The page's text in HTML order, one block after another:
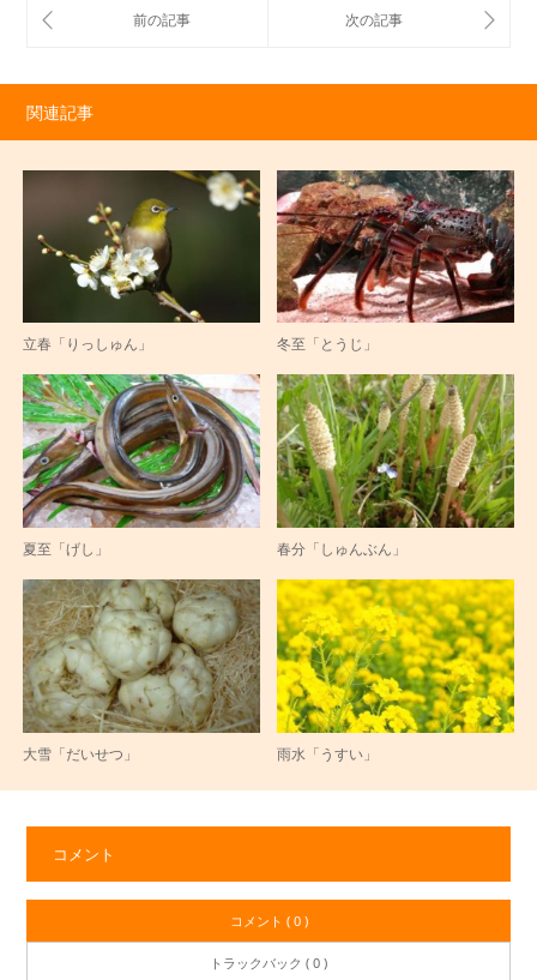
関連記事
立春「りっしゅん」 冬至「とうじ」
夏至「げし」 春分「しゅんぶん」
大雪「だいせつ」 雨水「うすい」
コメント
コメント ( 0 )
トラックバック ( 0 )